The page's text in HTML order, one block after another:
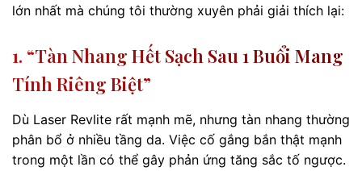
lớn nhất mà chúng tôi thường xuyên phải giải thích lại:
1. “Tàn Nhang Hết Sạch Sau 1 Buổi Mang
Tính Riêng Biệt”
Dù Laser Revlite rất mạnh mẽ, nhưng tàn nhang thường
phân bổ ở nhiều tầng da. Việc cố gắng bắn thật mạnh
trong một lần có thể gây phản ứng tăng sắc tố ngược.